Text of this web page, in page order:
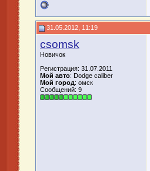
31.05.2012, 11:19
csomsk
Новичок
Регистрация: 31.07.2011
Мой авто: Dodge caliber
Мой город: омск
Сообщений: 9